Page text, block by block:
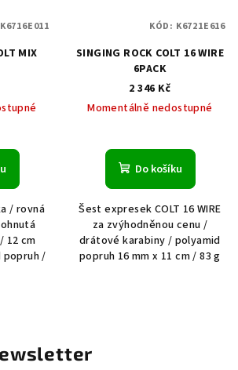
MIX
/ rovná
12 cm
popruh /
K6716E011
SINGING ROCK COLT 16 WIRE
6PACK
2 346 Kč
Momentálně nedostupné
Do košíku
Šest expresek COLT 16 WIRE
za zvýhodněnou cenu /
drátové karabiny / polyamid
popruh 16 mm x 11 cm / 83 g
KÓD: K6721E616